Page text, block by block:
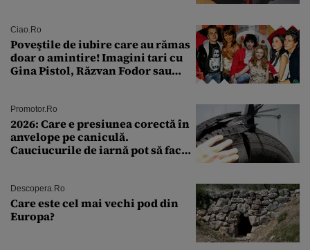
Ciao.ro
Poveştile de iubire care au rămas
doar o amintire! Imagini tari cu
Gina Pistol, Răzvan Fodor sau
Promotor.ro
2026: Care e presiunea corectă în
anvelope pe caniculă.
Cauciucurile de iarnă pot să facă
Descopera.ro
Care este cel mai vechi pod din
Europa?